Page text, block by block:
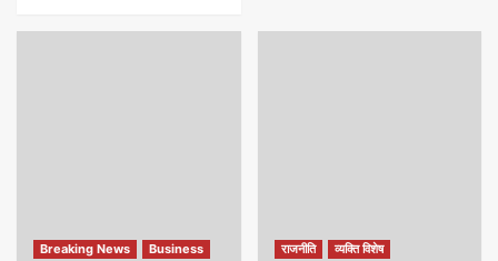
Breaking News Business राजनीति व्यक्ति विशेष